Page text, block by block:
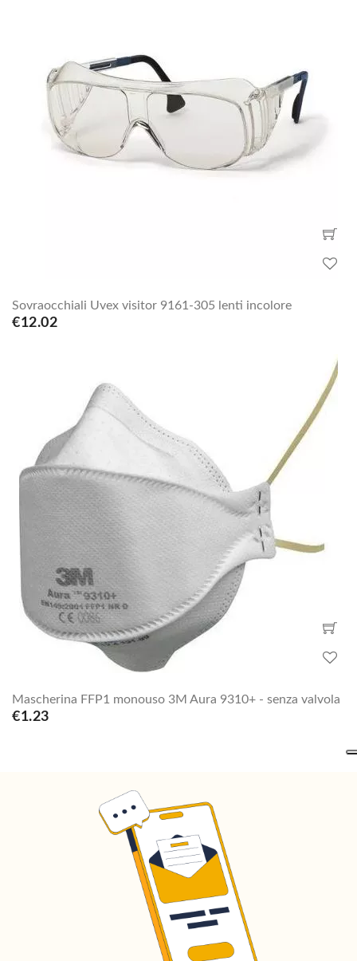
Sovraocchiali Uvex visitor 9161-305 lenti incolore
€12.02
Mascherina FFP1 monouso 3M Aura 9310+ - senza valvola
€1.23